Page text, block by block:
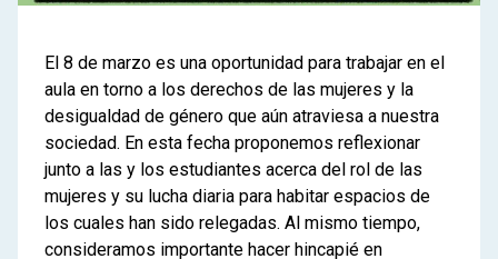
El 8 de marzo es una oportunidad para trabajar en el
aula en torno a los derechos de las mujeres y la
desigualdad de género que aún atraviesa a nuestra
sociedad. En esta fecha proponemos reflexionar
junto a las y los estudiantes acerca del rol de las
mujeres y su lucha diaria para habitar espacios de
los cuales han sido relegadas. Al mismo tiempo,
consideramos importante hacer hincapié en